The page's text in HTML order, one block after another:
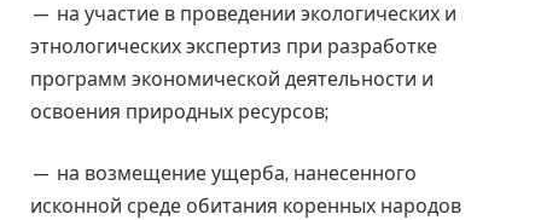
— на участие в проведении экологических и
этнологических экспертиз при разработке
программ экономической деятельности и
освоения природных ресурсов;
— на возмещение ущерба, нанесенного
исконной среде обитания коренных народов